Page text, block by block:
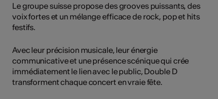
Le groupe suisse propose des grooves puissants, des
voix fortes et un mélange efficace de rock, pop et hits
festifs.
Avec leur précision musicale, leur énergie
communicative et une présence scénique qui crée
immédiatement le lien avec le public, Double D
transforment chaque concert en vraie fête.